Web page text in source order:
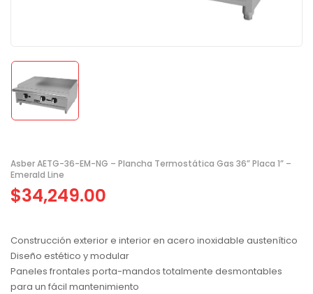
Asber AETG-36-EM-NG – Plancha Termostática Gas 36” Placa 1” –
Emerald Line
$34,249.00
Construcción exterior e interior en acero inoxidable austenítico
Diseño estético y modular
Paneles frontales porta-mandos totalmente desmontables
para un fácil mantenimiento